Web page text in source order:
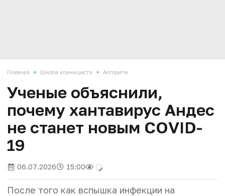
Главная • Школа клинициста • Алгоритм
Ученые объяснили,
почему хантавирус Андес
не станет новым COVID-
19
06.07.2026 15:00
После того как вспышка инфекции на